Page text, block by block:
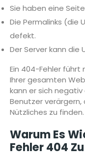
Sie haben eine
Die Permalinks (die
defekt.
Der Server kann die
Ein 404-Fehler führt
Ihrer gesamten
kann er sich negativ
Benutzer
Nützliches zu finden.
Warum Es
Fehler 404